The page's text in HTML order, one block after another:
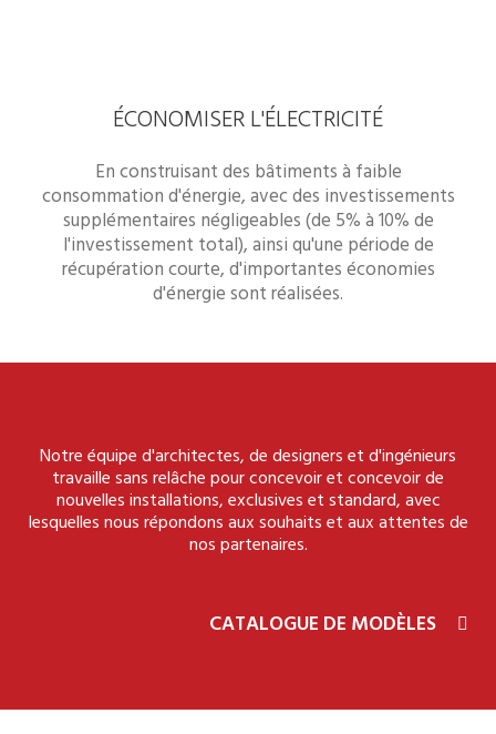
ÉCONOMISER L'ÉLECTRICITÉ
En construisant des bâtiments à faible
consommation d'énergie, avec des investissements
supplémentaires négligeables (de 5% à 10% de
l'investissement total), ainsi qu'une période de
récupération courte, d'importantes économies
d'énergie sont réalisées.
Notre équipe d'architectes, de designers et d'ingénieurs
travaille sans relâche pour concevoir et concevoir de
nouvelles installations, exclusives et standard, avec
lesquelles nous répondons aux souhaits et aux attentes de
nos partenaires.
CATALOGUE DE MODÈLES